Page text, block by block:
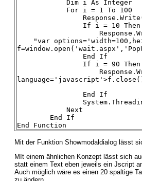
Dim i As Integer
For i = 1 To 100
If i = 10 Then
"var
End If
If i = 90 Then
End If
Next
End If
End Function
Mit der Funktion Showmodaldialog lässt
MIt einem ähnlichen Konzept lässt sich
statt einem Text eben jeweils ein Jscript
Auch möglich wäre es einen 20 spaltige